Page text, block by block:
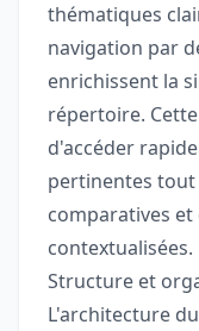
thématiques
navigation par
enrichissent la
répertoire.
d'accéder
pertinentes tout
comparatives
contextualisées.
Structure et
L'architecture